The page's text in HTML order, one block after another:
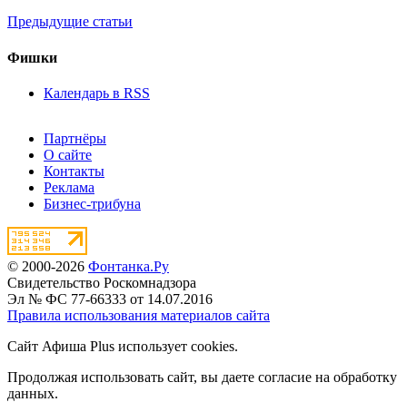
Предыдущие статьи
Фишки
Календарь в RSS
Партнёры
О сайте
Контакты
Реклама
Бизнес-трибуна
© 2000-2026 Фонтанка.Ру
Свидетельство Роскомнадзора
Эл № ФС 77-66333 от 14.07.2016
Правила использования материалов сайта
Сайт Афиша Plus использует cookies.
Продолжая использовать сайт, вы даете согласие на обработку
данных.